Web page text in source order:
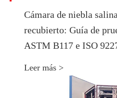
Cámara de niebla
recubierto: Guía de
ASTM B117 e ISO
Leer más >